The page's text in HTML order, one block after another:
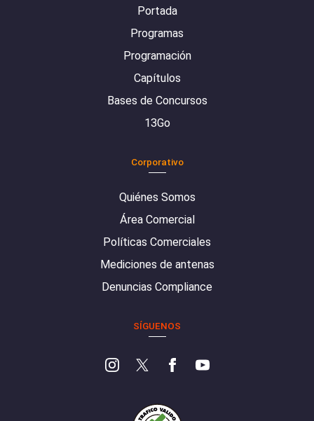
Portada
Programas
Programación
Capítulos
Bases de Concursos
13Go
Corporativo
Quiénes Somos
Área Comercial
Políticas Comerciales
Mediciones de antenas
Denuncias Compliance
SÍGUENOS